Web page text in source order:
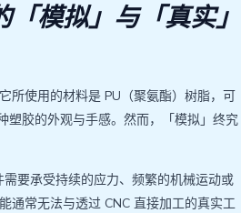
模拟」与「真实」
所使用的材料是 PU（聚氨酯）树脂，可
塑胶的外观与手感。然而，「模拟」终究
要承受持续的应力、频繁的机械运动或
通常无法与透过 CNC 直接加工的真实工